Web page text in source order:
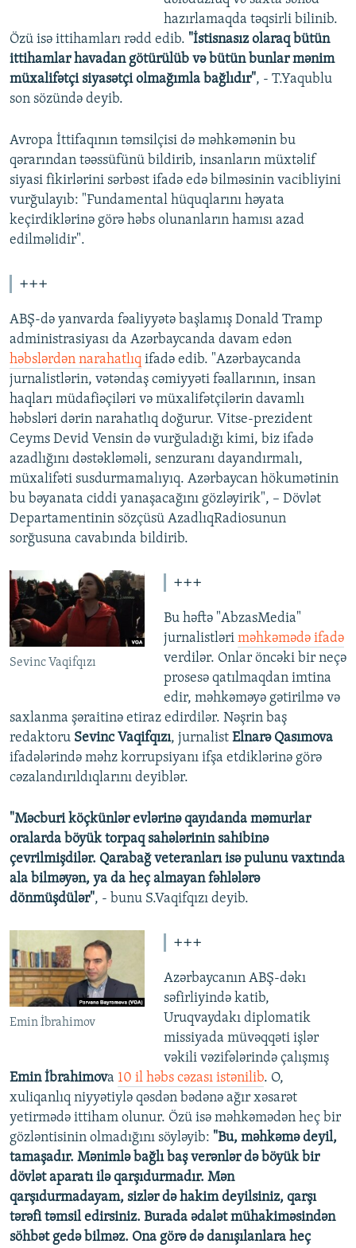
hazırlamaqda təqsirli bilinib.
Özü isə ittihamları rədd edib. "İstisnasız olaraq bütün
ittihamlar havadan götürülüb və bütün bunlar mənim
müxalifətçi siyasətçi olmağımla bağlıdır", - T.Yaqublu
son sözündə deyib.
Avropa İttifaqının təmsilçisi də məhkəmənin bu
qərarından təəssüfünü bildirib, insanların müxtəlif
siyasi fikirlərini sərbəst ifadə edə bilməsinin vacibliyini
vurğulayıb: "Fundamental hüquqlarını həyata
keçirdiklərinə görə həbs olunanların hamısı azad
edilməlidir".
+++
ABŞ-də yanvarda fəaliyyətə başlamış Donald Tramp
administrasiyası da Azərbaycanda davam edən
həbslərdən narahatlıq ifadə edib. "Azərbaycanda
jurnalistlərin, vətəndaş cəmiyyəti fəallarının, insan
haqları müdafiəçiləri və müxalifətçilərin davamlı
həbsləri dərin narahatlıq doğurur. Vitse-prezident
Ceyms Devid Vensin də vurğuladığı kimi, biz ifadə
azadlığını dəstəkləməli, senzuranı dayandırmalı,
müxalifəti susdurmamalıyıq. Azərbaycan hökumətinin
bu bəyanata ciddi yanaşacağını gözləyirik", – Dövlət
Departamentinin sözçüsü AzadlıqRadiosunun
sorğusuna cavabında bildirib.
Sevinc Vaqifqızı
+++
Bu həftə "AbzasMedia"
jurnalistləri məhkəmədə ifadə
verdilər. Onlar öncəki bir neçə
prosesə qatılmaqdan imtina
edir, məhkəməyə gətirilmə və
saxlanma şəraitinə etiraz edirdilər. Nəşrin baş
redaktoru Sevinc Vaqifqızı, jurnalist Elnarə Qasımova
ifadələrində məhz korrupsiyanı ifşa etdiklərinə görə
cəzalandırıldıqlarını deyiblər.
"Məcburi köçkünlər evlərinə qayıdanda məmurlar
oralarda böyük torpaq sahələrinin sahibinə
çevrilmişdilər. Qarabağ veteranları isə pulunu vaxtında
ala bilməyən, ya da heç almayan fəhlələrə
dönmüşdülər", - bunu S.Vaqifqızı deyib.
Emin İbrahimov
+++
Azərbaycanın ABŞ-dəkı
səfirliyində katib,
Uruqvaydakı diplomatik
missiyada müvəqqəti işlər
vəkili vəzifələrində çalışmış
Emin İbrahimova 10 il həbs cəzası istənilib. O,
xuliqanlıq niyyətiylə qəsdən bədənə ağır xəsarət
yetirmədə ittiham olunur. Özü isə məhkəmədən heç bir
gözləntisinin olmadığını söyləyib: "Bu, məhkəmə deyil,
tamaşadır. Mənimlə bağlı baş verənlər də böyük bir
dövlət aparatı ilə qarşıdurmadır. Mən
qarşıdurmadayam, sizlər də hakim deyilsiniz, qarşı
tərəfi təmsil edirsiniz. Burada ədalət mühakiməsindən
söhbət gedə bilməz. Ona görə də danışılanlara heç